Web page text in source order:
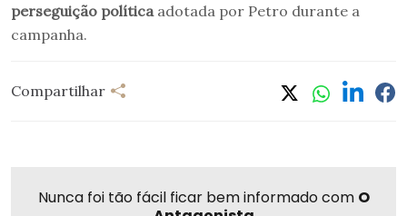
perseguição política adotada por Petro durante a
campanha.
Compartilhar
Nunca foi tão fácil ficar bem informado com O